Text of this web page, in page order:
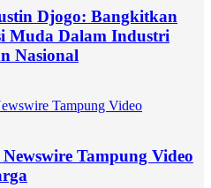
Djogo: Bangkitkan
Muda Dalam Industri
Nasional
Tampung Video